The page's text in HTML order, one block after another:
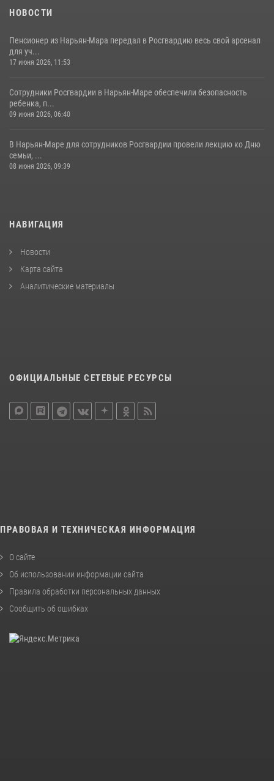
НОВОСТИ
Пенсионер из Нарьян-Мара передал в Росгвардию весь свой арсенал
для уч...
17 июня 2026, 11:53
Сотрудники Росгвардии в Нарьян-Маре обеспечили безопасность
ребенка, п...
09 июня 2026, 06:40
В Нарьян-Маре для сотрудников Росгвардии провели лекцию ко Дню
семьи, ...
08 июня 2026, 09:39
НАВИГАЦИЯ
Новости
Карта сайта
Аналитические материалы
ОФИЦИАЛЬНЫЕ СЕТЕВЫЕ РЕСУРСЫ
ПРАВОВАЯ И ТЕХНИЧЕСКАЯ ИНФОРМАЦИЯ
О сайте
Об использовании информации сайта
Правила обработки персональных данных
Сообщить об ошибках